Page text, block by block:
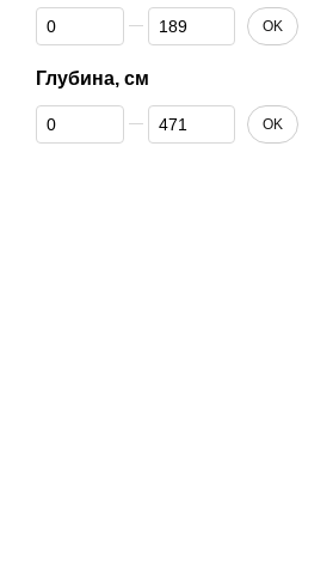
От Высота, см
До Высота, см OK
Глубина, см
От Глубина, см
До Глубина, см OK